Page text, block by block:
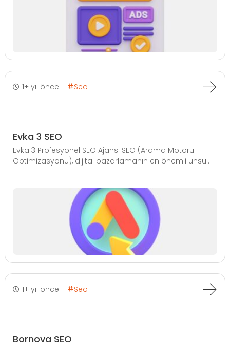
1+ yıl önce Seo
Evka 3 SEO
Evka 3 Profesyonel SEO Ajansı SEO (Arama Motoru
Optimizasyonu), dijital pazarlamanın en önemli unsu...
1+ yıl önce Seo
Bornova SEO